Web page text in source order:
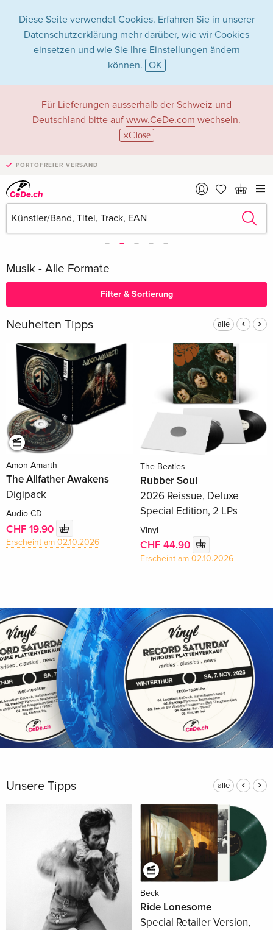
Diese Seite verwendet Cookies. Erfahren Sie in unserer
Datenschutzerklärung mehr darüber, wie wir Cookies
einsetzen und wie Sie Ihre Einstellungen ändern
können. OK
Für Lieferungen ausserhalb der Schweiz und
Deutschland bitte auf www.CeDe.com wechseln.
Close
PORTOFREIER VERSAND
Musik - Alle Formate
Filter & Sortierung
Neuheiten Tipps alle
Amon Amarth
The Allfather Awakens
Digipack
Audio-CD
CHF 19.90
Erscheint am 02.10.2026
The Beatles
Rubber Soul
2026 Reissue, Deluxe
Special Edition, 2 LPs
Vinyl
CHF 44.90
Erscheint am 02.10.2026
Unsere Tipps alle
Beck
Ride Lonesome
Special Retailer Version,